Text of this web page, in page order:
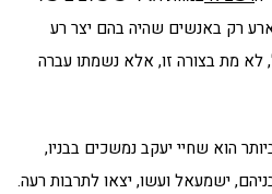
רק באנשים שהיה בהם יצר רע
לא מת בצורה זו, אלא נשמתו עברה
הוא שחיי יעקב נמשכים בבניו,
ישמעאל ועשו, יצאו לתרבות רעה.